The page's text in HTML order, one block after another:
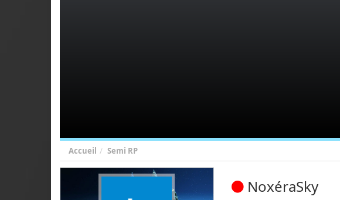
Accueil Semi RP
NoxéraSky